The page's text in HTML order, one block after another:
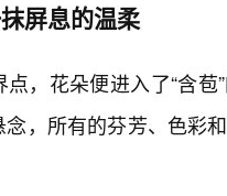
屏息的温柔
，花朵便进入了“含
，所有的芬芳、色彩